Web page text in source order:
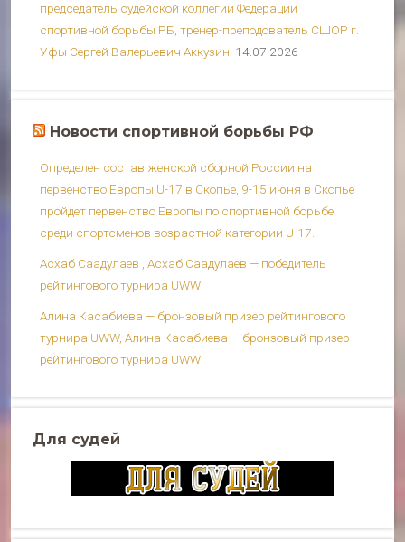
председатель судейской коллегии Федерации
спортивной борьбы РБ, тренер-преподователь СШОР г.
Уфы Сергей Валерьевич Аккузин. 14.07.2026
Новости спортивной борьбы РФ
Определен состав женской сборной России на
первенство Европы U-17 в Скопье, 9-15 июня в Скопье
пройдет первенство Европы по спортивной борьбе
среди спортсменов возрастной категории U-17.
Асхаб Саадулаев , Асхаб Саадулаев — победитель
рейтингового турнира UWW
Алина Касабиева — бронзовый призер рейтингового
турнира UWW, Алина Касабиева — бронзовый призер
рейтингового турнира UWW
Для судей